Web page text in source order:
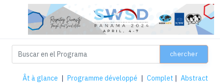
chercher
Ât à glance | Programme développé | Complet | Abstract